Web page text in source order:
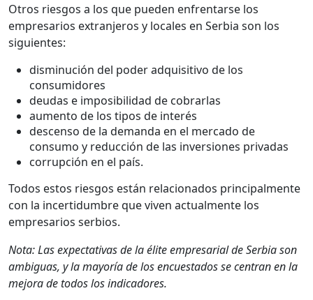
Otros riesgos a los que pueden enfrentarse los
empresarios extranjeros y locales en Serbia son los
siguientes:
disminución del poder adquisitivo de los
consumidores
deudas e imposibilidad de cobrarlas
aumento de los tipos de interés
descenso de la demanda en el mercado de
consumo y reducción de las inversiones privadas
corrupción en el país.
Todos estos riesgos están relacionados principalmente
con la incertidumbre que viven actualmente los
empresarios serbios.
Nota: Las expectativas de la élite empresarial de Serbia son
ambiguas, y la mayoría de los encuestados se centran en la
mejora de todos los indicadores.